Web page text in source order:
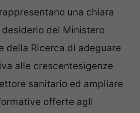
una chiara
del Ministero
della Ricerca di adeguare
alle crescentesigenze
sanitario ed ampliare
offerte agli